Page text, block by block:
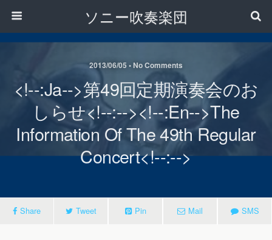
ソニー吹奏楽団
2013/06/05 • No Comments
<!--:ja-->第49回定期演奏会のお
しらせ<!--:--><!--:en-->The
Information Of The 49th Regular
Concert<!--:-->
Share Tweet Pin Mail SMS